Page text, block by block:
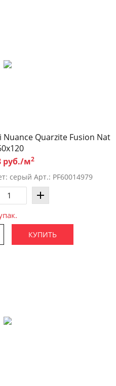
Nuance Quarzite Fusion Nat
руб./м2
серый Арт.: PF60014979
КУПИТЬ